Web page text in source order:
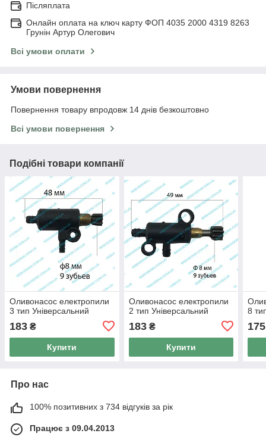
Післяплата
Онлайн оплата на ключ карту ФОП 4035 2000 4319 8263
Грунін Артур Олегович
Всі умови оплати
Умови повернення
Повернення товару впродовж 14 днів безкоштовно
Всі умови повернення
Подібні товари компанії
Оливонасос електропили
3 тип Універсальний
183 ₴
Купити
Оливонасос електропили
2 тип Універсальний
183₴
Купити
8
175
Про нас
100% позитивних з 734 відгуків за рік
Працює з 09.04.2013